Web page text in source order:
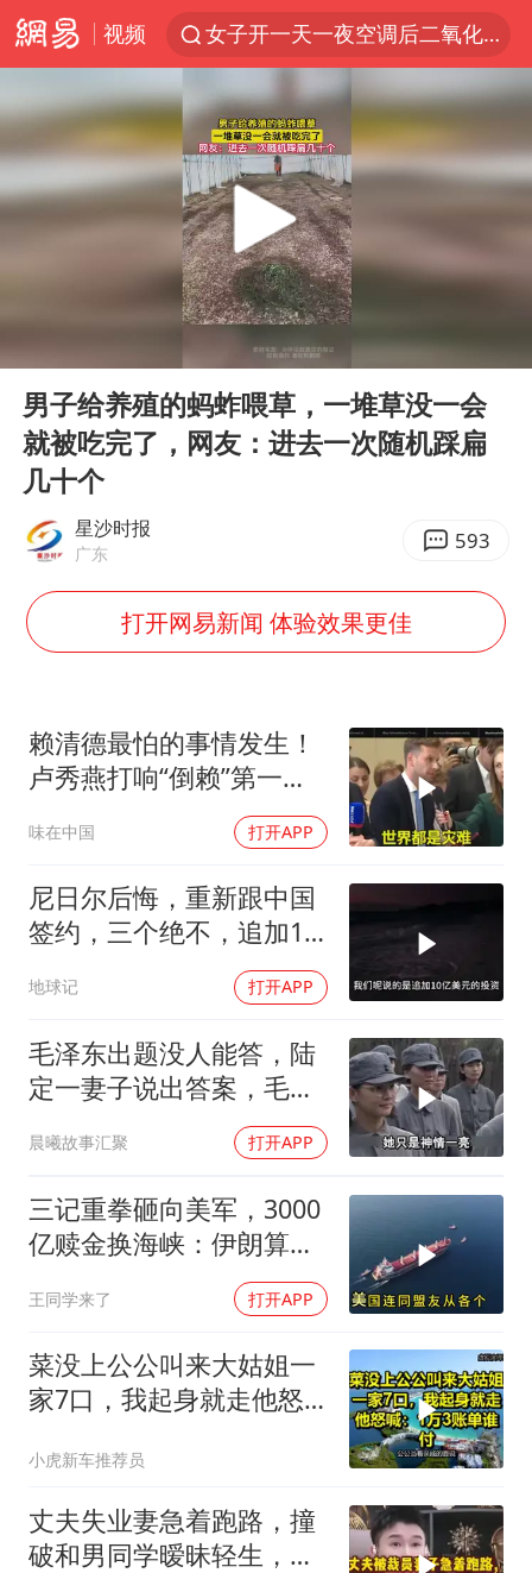
视频
王力宏演唱会黄牛带观众藏匿被查获
泰国校园枪击案死亡人数升至7人
改名后的“青海拉面”店
四川宜宾市高县发生4.9级地震
河南某医院2.33亿工程串标案细节披露
A股收盘：三大指数均涨超1%
Play
男子给养殖的蚂蚱喂草，一堆草没一会
就被吃完了，网友：进去一次随机踩扁
几十个
星沙时报
广东 593
打开网易新闻 体验效果更佳
赖清德最怕的事情发生！
卢秀燕打响“倒赖”第一
味在中国 打开APP
尼日尔后悔，重新跟中国
签约，三个绝不，追加10
地球记 打开APP
毛泽东出题没人能答，陆
定一妻子说出答案，毛主
晨曦故事汇聚 打开APP
三记重拳砸向美军，3000
亿赎金换海峡：伊朗算准
王同学来了 打开APP
菜没上公公叫来大姑姐一
家7口，我起身就走他怒
小虎新车推荐员
丈夫失业妻急着跑路，撞
破和男同学暧昧轻生，反